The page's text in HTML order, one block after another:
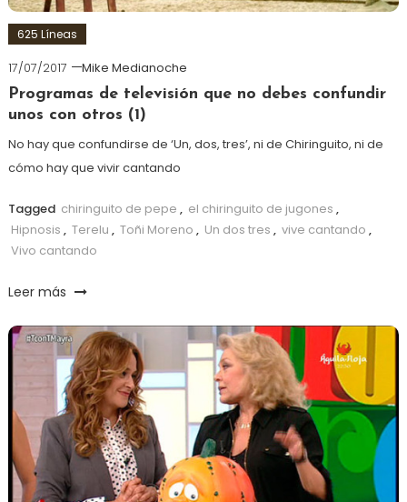
625 Líneas
17/07/2017
Mike Medianoche
Programas de televisión que no debes confundir
unos con otros (1)
No hay que confundirse de ‘Un, dos, tres’, ni de Chiringuito, ni de
cómo hay que vivir cantando
Tagged chiringuito de pepe , el chiringuito de jugones ,
Hipnosis , Terelu , Toñi Moreno , Un dos tres , vive cantando ,
Vivo cantando
Leer más